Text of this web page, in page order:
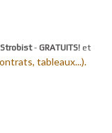
Strobist- GRATUITS! et
tableaux...).